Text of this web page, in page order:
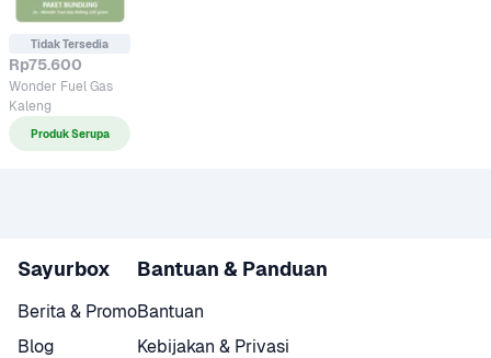
Tidak Tersedia
Rp75.600
Wonder Fuel Gas
Kaleng
Produk Serupa
Sayurbox
Berita & Promo
Blog
Bantuan & Panduan
Bantuan
Kebijakan & Privasi